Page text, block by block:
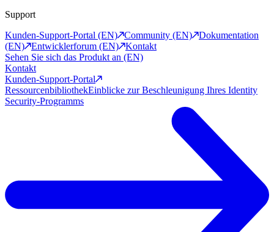
Support
Kunden-Support-Portal (EN)
Community (EN)
Dokumentation
(EN)
Entwicklerforum (EN)
Kontakt
Sehen Sie sich das Produkt an (EN)
Kontakt
Kunden-Support-Portal
RessourcenbibliothekEinblicke zur Beschleunigung Ihres Identity
Security-Programms